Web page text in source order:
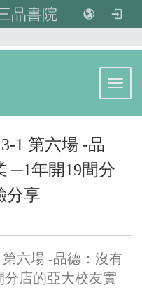
品書院
1 第六場 -品
─1年開19間分
分享
第六場 -品德：沒有
分店的亞大校友實